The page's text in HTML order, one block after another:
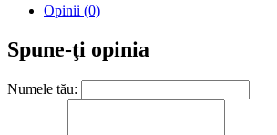
Opinii (0)
Spune-ţi opinia
Numele tău: